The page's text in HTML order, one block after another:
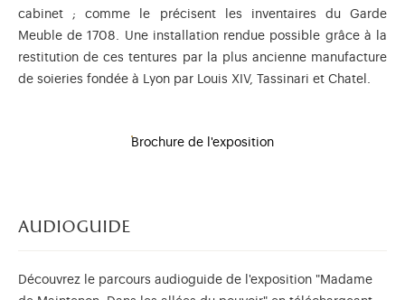
cabinet ; comme le précisent les inventaires du Garde
Meuble de 1708. Une installation rendue possible grâce à la
restitution de ces tentures par la plus ancienne manufacture
de soieries fondée à Lyon par Louis XIV, Tassinari et Chatel.
Brochure de l'exposition
audioguide
Découvrez le parcours audioguide de l'exposition "Madame